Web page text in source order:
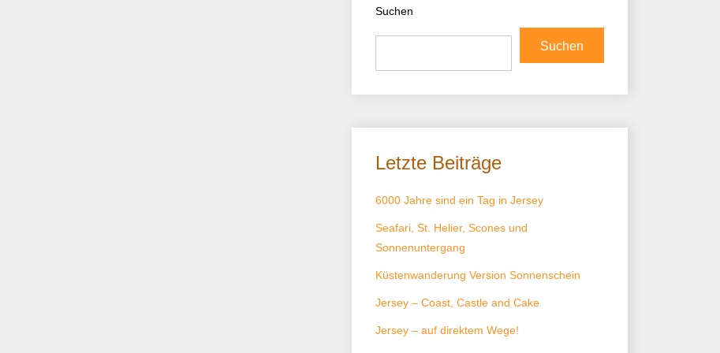
Suchen
Suchen
Letzte Beiträge
6000 Jahre sind ein Tag in Jersey
Seafari, St. Helier, Scones und
Sonnenuntergang
Küstenwanderung Version Sonnenschein
Jersey – Coast, Castle and Cake
Jersey – auf direktem Wege!